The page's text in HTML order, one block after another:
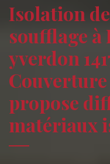
Isolation
soufflage
yverdon
propose
matériaux